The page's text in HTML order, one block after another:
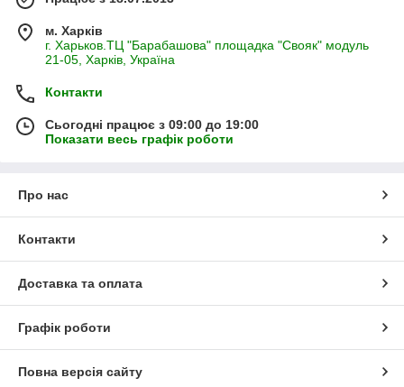
м. Харків
г. Харьков.ТЦ "Барабашова" площадка "Свояк" модуль
21-05, Харків, Україна
Контакти
Сьогодні працює з 09:00 до 19:00
Показати весь графік роботи
Про нас
Контакти
Доставка та оплата
Графік роботи
Повна версія сайту